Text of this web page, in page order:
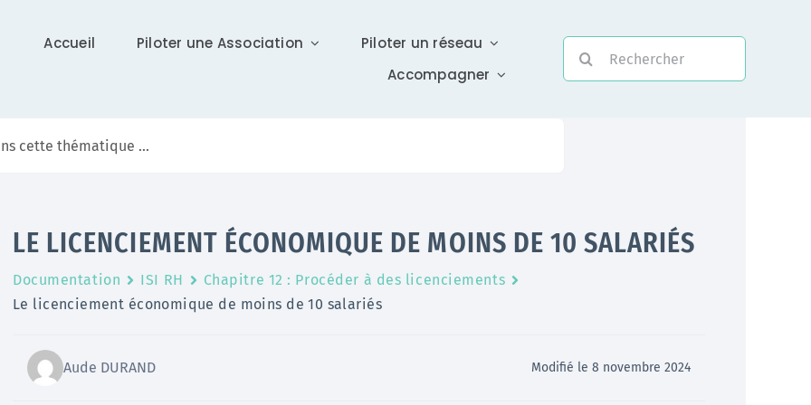
Accueil Piloter une Association
Piloter un réseau
Accompagner
actualités, newsletter (ISI News), …
place pour répondre à vos questions urgentes
LE LICENCIEMENT ÉCONOMIQUE DE MOINS DE 10 SALARIÉS
Documentation ISI RH
Chapitre 12 : Procéder à des licenciements
Le licenciement économique de moins de 10 salariés
Aude DURAND Modifié le 8 novembre 2024